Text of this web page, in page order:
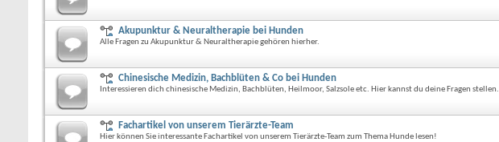
Akupunktur & Neuraltherapie bei Hunden
Alle Fragen zu Akupunktur & Neuraltherapie gehören hierher.
Chinesische Medizin, Bachblüten & Co bei Hunden
Interessieren dich chinesische Medizin, Bachblüten, Heilmoor, Salzsole etc. Hier kannst du deine Fragen stellen.
Fachartikel von unserem Tierärzte-Team
Hier können Sie interessante Fachartikel von unserem Tierärzte-Team zum Thema Hunde lesen!